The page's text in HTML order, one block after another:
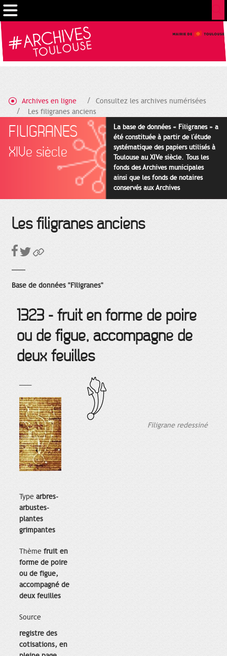
Archives en ligne
Consultez les archives numérisées
Les filigranes anciens
FILIGRANES
XIVe siècle
La base de données « Filigranes » a
été constituée à partir de l'étude
systématique des papiers utilisés à
Toulouse au XIVe siècle. Tous les
fonds des Archives municipales
ainsi que les fonds de notaires
conservés aux Archives
départementales pour cette
Les filigranes anciens
Base de données "Filigranes"
1323 - fruit en forme de poire
ou de figue, accompagné de
deux feuilles
Type arbres-
arbustes-
plantes
grimpantes
Thème fruit en
forme de poire
ou de figue,
accompagné de
deux feuilles
Source
registre des
cotisations, en
Filigrane redessiné
Gestion de vos préférences sur les cookies